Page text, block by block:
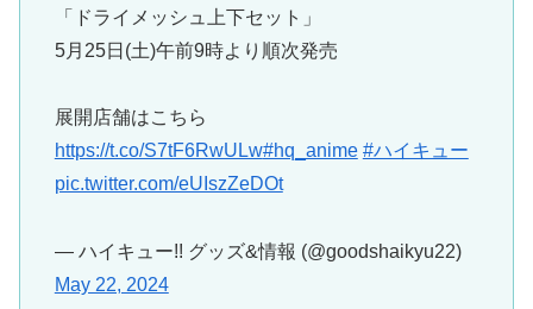
「ドライメッシュ上下セット」
5月25日(土)午前9時より順次発売
展開店舗はこちら
https://t.co/S7tF6RwULw#hq_anime #ハイキュー
pic.twitter.com/eUIszZeDOt
— ハイキュー!! グッズ&情報 (@goodshaikyu22)
May 22, 2024